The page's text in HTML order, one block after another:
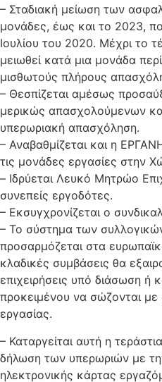
– Σταδιακή μείωση των
μονάδες, έως και το 2023,
Ιουλίου του 2020. Μέχρι το
μειωθεί κατά μια μονάδα
μισθωτούς πλήρους
– Θεσπίζεται αμέσως
μερικώς απασχολούμενων
υπερωριακή απασχόληση.
– Αναβαθμίζεται και η
τις μονάδες εργασίες στην
– Ιδρύεται Λευκό Μητρώο
συνεπείς εργοδότες.
– Εκσυγχρονίζεται ο
– Το σύστημα των
προσαρμόζεται στα
κλαδικές συμβάσεις θα
επιχειρήσεις υπό διάσωση ή
προκειμένου να σώζονται με
εργασίας.
– Καταργείται αυτή η
δήλωση των υπερωριών με
ηλεκτρονικής κάρτας